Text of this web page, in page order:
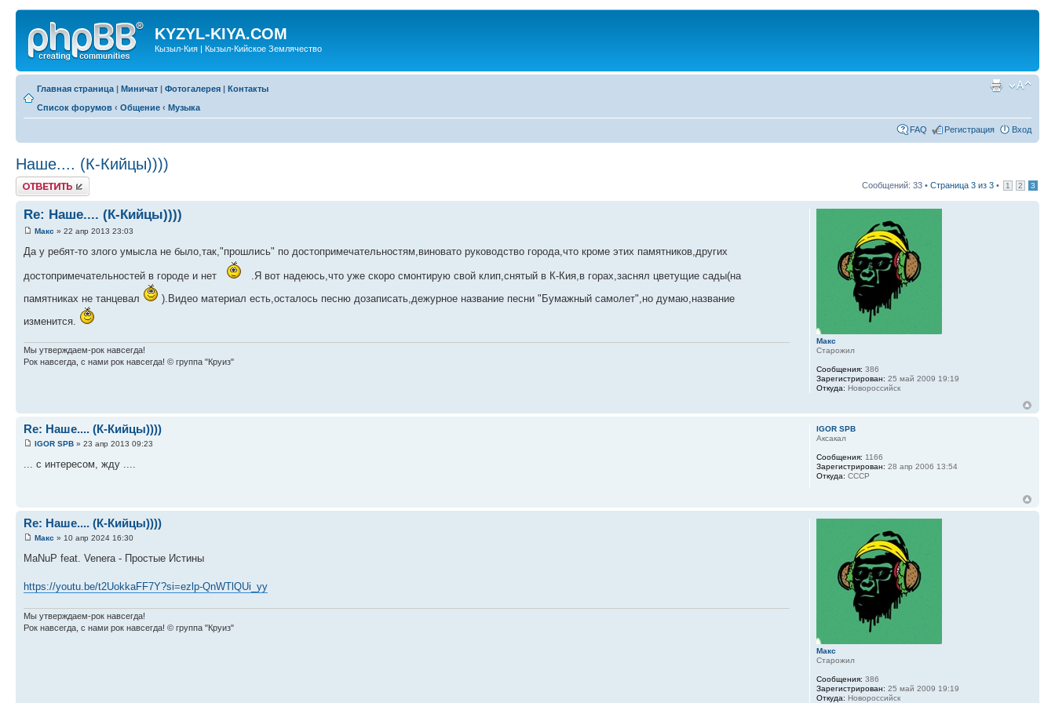
KYZYL-KIYA.COM
Кызыл-Кия | Кызыл-Кийское Землячество
Главная страница | Миничат | Фотогалерея | Контакты
Список форумов ‹ Общение ‹ Музыка
FAQ Регистрация Вход
Наше.... (К-Кийцы))))
Ответить Сообщений: 33 • Страница 3 из 3 • 1 2 3
Re: Наше.... (К-Кийцы))))
Макс » 22 апр 2013 23:03
Да у ребят-то злого умысла не было,так,"прошлись" по достопримечательностям,виновато руководство города,что кроме этих памятников,других
достопримечательностей в городе и нет
.Я вот надеюсь,что уже скоро смонтирую свой клип,снятый в К-Кия,в горах,заснял цветущие сады(на
памятниках не танцевал
).Видео материал есть,осталось песню дозаписать,дежурное название песни "Бумажный самолет",но думаю,название
изменится.
Мы утверждаем-рок навсегда!
Рок навсегда, с нами рок навсегда! © группа "Круиз"
Макс
Старожил
Сообщения: 386
Зарегистрирован: 25 май 2009 19:19
Откуда: Новороссийск
Re: Наше.... (К-Кийцы))))
IGOR SPB » 23 апр 2013 09:23
... с интересом, жду ....
IGOR SPB
Аксакал
Сообщения: 1166
Зарегистрирован: 28 апр 2006 13:54
Откуда: СССР
Re: Наше.... (К-Кийцы))))
Макс » 10 апр 2024 16:30
MaNuP feat. Venera - Простые Истины
https://youtu.be/t2UokkaFF7Y?si=ezlp-QnWTlQUi_yy
Мы утверждаем-рок навсегда!
Рок навсегда, с нами рок навсегда! © группа "Круиз"
Макс
Старожил
Сообщения: 386
Зарегистрирован: 25 май 2009 19:19
Откуда: Новороссийск